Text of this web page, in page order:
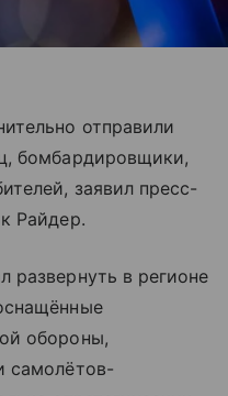
отправили
бомбардировщики,
заявил пресс-
Райдер.
развернуть в регионе
обороны,
самолётов-